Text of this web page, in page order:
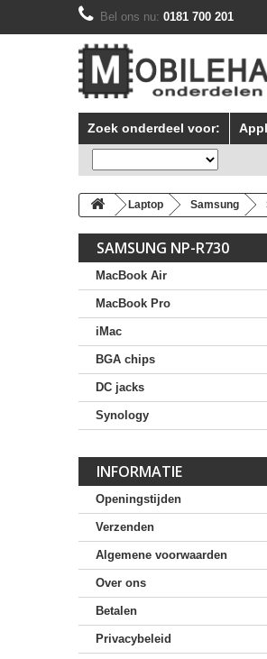
Bel ons nu: 0181 700 201
Zoek onderdeel voor:
Laptop Samsung
SAMSUNG NP-R730
MacBook Air
MacBook Pro
iMac
BGA chips
DC jacks
Synology
INFORMATIE
Openingstijden
Verzenden
Algemene voorwaarden
Over ons
Betalen
Privacybeleid